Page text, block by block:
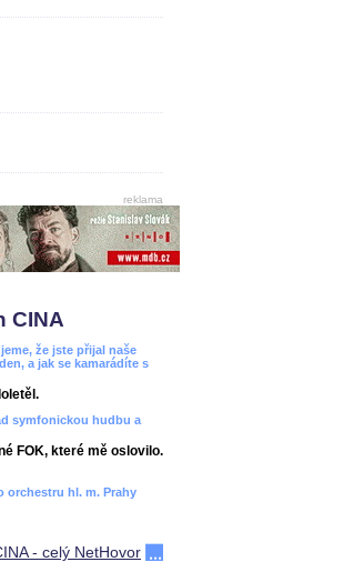
reklama
CINA
že jste přijal naše
a jak se kamarádíte s
symfonickou hudbu a
FOK, které mě oslovilo.
orchestru hl. m. Prahy
- celý NetHovor